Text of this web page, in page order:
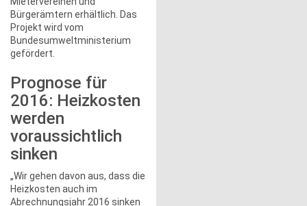
Bürgerämtern erhältlich. Das
Projekt wird vom
Bundesumweltministerium
gefördert.
Prognose für
2016: Heizkosten
werden
voraussichtlich
sinken
„Wir gehen davon aus, dass die
Heizkosten auch im
Abrechnungsjahr 2016 sinken